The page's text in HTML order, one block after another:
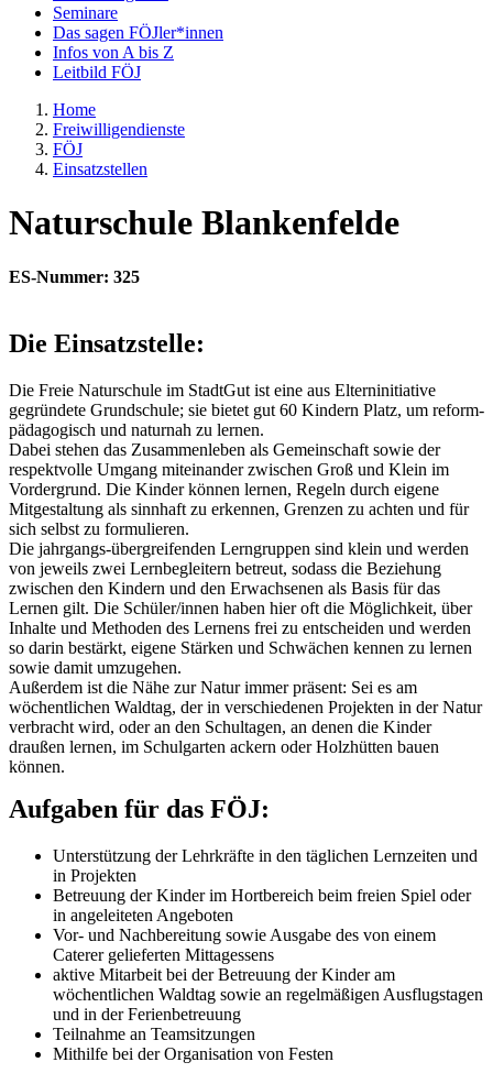
Seminare
Das sagen FÖJler*innen
Infos von A bis Z
Leitbild FÖJ
Home
Freiwilligendienste
FÖJ
Einsatzstellen
Naturschule Blankenfelde
ES-Nummer: 325
Die Einsatzstelle:
Die Freie Naturschule im StadtGut ist eine aus Elterninitiative
gegründete Grundschule; sie bietet gut 60 Kindern Platz, um reform-
pädagogisch und naturnah zu lernen.
Dabei stehen das Zusammenleben als Gemeinschaft sowie der
respektvolle Umgang miteinander zwischen Groß und Klein im
Vordergrund. Die Kinder können lernen, Regeln durch eigene
Mitgestaltung als sinnhaft zu erkennen, Grenzen zu achten und für
sich selbst zu formulieren.
Die jahrgangs-übergreifenden Lerngruppen sind klein und werden
von jeweils zwei Lernbegleitern betreut, sodass die Beziehung
zwischen den Kindern und den Erwachsenen als Basis für das
Lernen gilt. Die Schüler/innen haben hier oft die Möglichkeit, über
Inhalte und Methoden des Lernens frei zu entscheiden und werden
so darin bestärkt, eigene Stärken und Schwächen kennen zu lernen
sowie damit umzugehen.
Außerdem ist die Nähe zur Natur immer präsent: Sei es am
wöchentlichen Waldtag, der in verschiedenen Projekten in der Natur
verbracht wird, oder an den Schultagen, an denen die Kinder
draußen lernen, im Schulgarten ackern oder Holzhütten bauen
können.
Aufgaben für das FÖJ:
Unterstützung der Lehrkräfte in den täglichen Lernzeiten und
in Projekten
Betreuung der Kinder im Hortbereich beim freien Spiel oder
in angeleiteten Angeboten
Vor- und Nachbereitung sowie Ausgabe des von einem
Caterer gelieferten Mittagessens
aktive Mitarbeit bei der Betreuung der Kinder am
wöchentlichen Waldtag sowie an regelmäßigen Ausflugstagen
und in der Ferienbetreuung
Teilnahme an Teamsitzungen
Mithilfe bei der Organisation von Festen